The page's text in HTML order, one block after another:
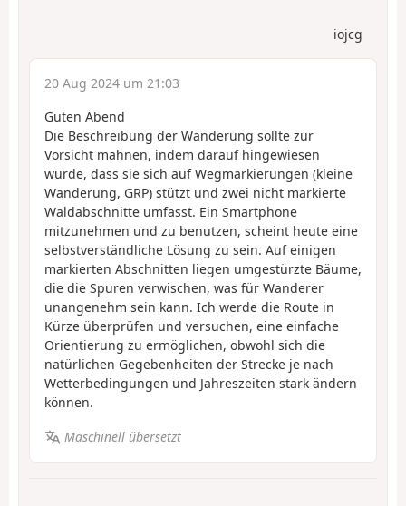
iojcg
20 Aug 2024 um 21:03
Guten Abend
Die Beschreibung der Wanderung sollte zur
Vorsicht mahnen, indem darauf hingewiesen
wurde, dass sie sich auf Wegmarkierungen (kleine
Wanderung, GRP) stützt und zwei nicht markierte
Waldabschnitte umfasst. Ein Smartphone
mitzunehmen und zu benutzen, scheint heute eine
selbstverständliche Lösung zu sein. Auf einigen
markierten Abschnitten liegen umgestürzte Bäume,
die die Spuren verwischen, was für Wanderer
unangenehm sein kann. Ich werde die Route in
Kürze überprüfen und versuchen, eine einfache
Orientierung zu ermöglichen, obwohl sich die
natürlichen Gegebenheiten der Strecke je nach
Wetterbedingungen und Jahreszeiten stark ändern
können.
Maschinell übersetzt